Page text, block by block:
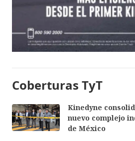
Coberturas TyT
Kinedyne
nuevo complejo
de México